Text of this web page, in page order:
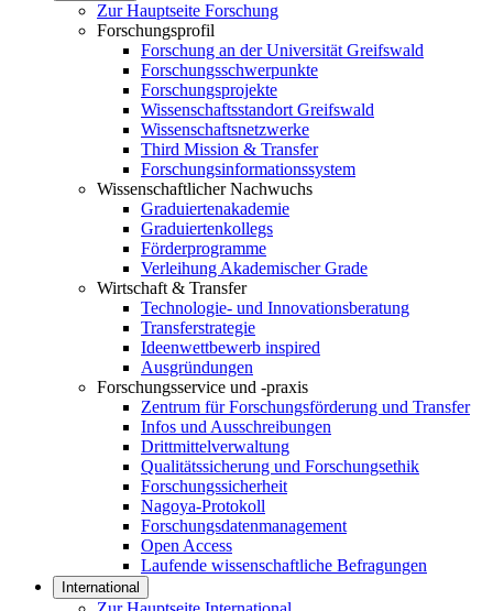
Zur Hauptseite Forschung
Forschungsprofil
Forschung an der Universität Greifswald
Forschungsschwerpunkte
Forschungsprojekte
Wissenschaftsstandort Greifswald
Wissenschaftsnetzwerke
Third Mission & Transfer
Forschungsinformationssystem
Wissenschaftlicher Nachwuchs
Graduiertenakademie
Graduiertenkollegs
Förderprogramme
Verleihung Akademischer Grade
Wirtschaft & Transfer
Technologie- und Innovationsberatung
Transferstrategie
Ideenwettbewerb inspired
Ausgründungen
Forschungsservice und -praxis
Zentrum für Forschungsförderung und Transfer
Infos und Ausschreibungen
Drittmittelverwaltung
Qualitätssicherung und Forschungsethik
Forschungssicherheit
Nagoya-Protokoll
Forschungsdatenmanagement
Open Access
Laufende wissenschaftliche Befragungen
International